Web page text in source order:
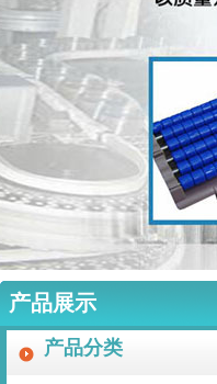
产品展示
产品分类
JMMB1000柔性驱动装置
SLMHB系列普通水平弯头